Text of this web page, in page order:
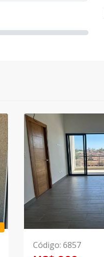
Código: 6857